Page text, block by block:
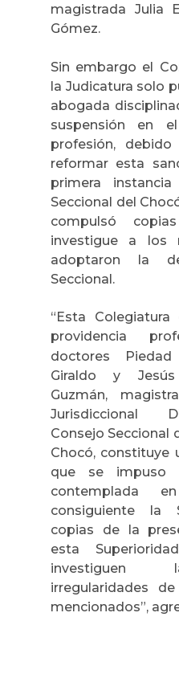
magistrada Julia
Gómez.
Sin embargo el
la Judicatura solo
abogada
suspensión en
profesión,
reformar esta
primera
Seccional del
compulsó
investigue a los
adoptaron la
Seccional.
“Esta
providencia
doctores
Giraldo y
Guzmán,
Jurisdiccional
Consejo Seccional
Chocó, constituye
que se impuso
contemplada
consiguiente la
copias de la
esta
investiguen
irregularidades
mencionados”,